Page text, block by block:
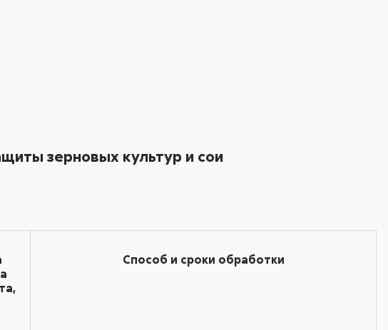
зерновых культур и сои
Способ и сроки обработки